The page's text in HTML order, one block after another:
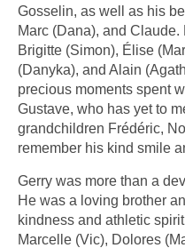
Gosselin, as well as his
Marc (Dana), and
Brigitte (Simon), Élise
(Danyka), and Alain
precious moments spent
Gustave, who has yet to
grandchildren Frédéric,
remember his kind smile
Gerry was more than a
He was a loving brother
kindness and athletic
Marcelle (Vic), Dolores